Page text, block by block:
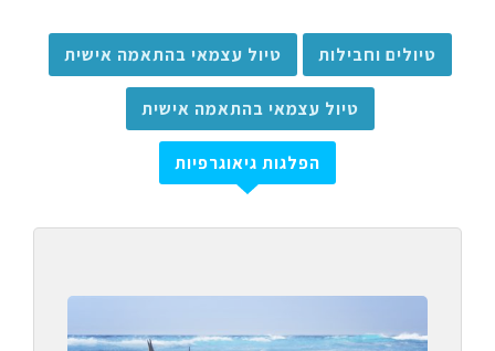
טיולים וחבילות טיול עצמאי בהתאמה אישית
טיול עצמאי בהתאמה אישית
הפלגות גיאוגרפיות